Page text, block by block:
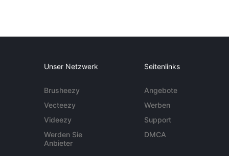
Unser Netzwerk
Brusheezy
Vecteezy
Videezy
Werden Sie
Anbieter
Seitenlinks
Angebote
Werben
Support
DMCA